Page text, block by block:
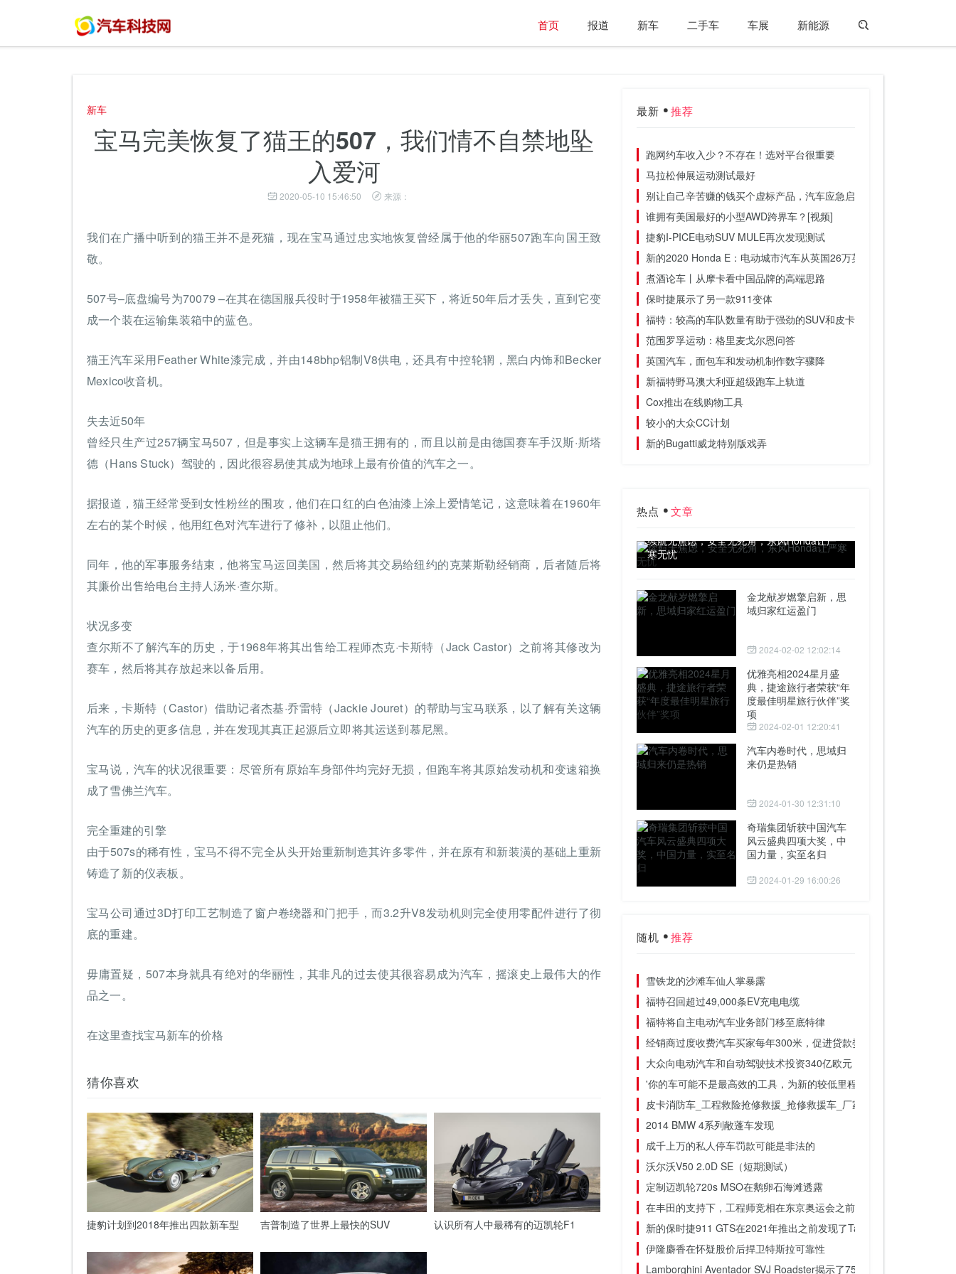
首页 报道 新车 二手车 车展 新能源
新车
宝马完美恢复了猫王的507，我们情不自禁地坠
入爱河
2020-05-10 15:46:50 来源：
我们在广播中听到的猫王并不是死猫，现在宝马通过忠实地恢复曾经属于他的华丽507跑车向国王致
敬。
507号–底盘编号为70079 –在其在德国服兵役时于1958年被猫王买下，将近50年后才丢失，直到它变
成一个装在运输集装箱中的蓝色。
猫王汽车采用Feather White漆完成，并由148bhp铝制V8供电，还具有中控轮辋，黑白内饰和Becker
Mexico收音机。
失去近50年
曾经只生产过257辆宝马507，但是事实上这辆车是猫王拥有的，而且以前是由德国赛车手汉斯·斯塔
德（Hans Stuck）驾驶的，因此很容易使其成为地球上最有价值的汽车之一。
据报道，猫王经常受到女性粉丝的围攻，他们在口红的白色油漆上涂上爱情笔记，这意味着在1960年
左右的某个时候，他用红色对汽车进行了修补，以阻止他们。
同年，他的军事服务结束，他将宝马运回美国，然后将其交易给纽约的克莱斯勒经销商，后者随后将
其廉价出售给电台主持人汤米·查尔斯。
状况多变
查尔斯不了解汽车的历史，于1968年将其出售给工程师杰克·卡斯特（Jack Castor）之前将其修改为
赛车，然后将其存放起来以备后用。
后来，卡斯特（Castor）借助记者杰基·乔雷特（Jackie Jouret）的帮助与宝马联系，以了解有关这辆
汽车的历史的更多信息，并在发现其真正起源后立即将其运送到慕尼黑。
宝马说，汽车的状况很重要：尽管所有原始车身部件均完好无损，但跑车将其原始发动机和变速箱换
成了雪佛兰汽车。
完全重建的引擎
由于507s的稀有性，宝马不得不完全从头开始重新制造其许多零件，并在原有和新装潢的基础上重新
铸造了新的仪表板。
宝马公司通过3D打印工艺制造了窗户卷绕器和门把手，而3.2升V8发动机则完全使用零配件进行了彻
底的重建。
毋庸置疑，507本身就具有绝对的华丽性，其非凡的过去使其很容易成为汽车，摇滚史上最伟大的作
品之一。
在这里查找宝马新车的价格
猜你喜欢
捷豹计划到2018年推出四款新车型 吉普制造了世界上最快的SUV 认识所有人中最稀有的迈凯轮F1
最新 推荐
跑网约车收入少？不存在！选对平台很重要
马拉松伸展运动测试最好
别让自己辛苦赚的钱买个虚标产品，汽车应急启动电源选购避坑指南
谁拥有美国最好的小型AWD跨界车？[视频]
捷豹I-PICE电动SUV MULE再次发现测试
新的2020 Honda E：电动城市汽车从英国26万英镑起成本
煮酒论车丨从摩卡看中国品牌的高端思路
保时捷展示了另一款911变体
福特：较高的车队数量有助于强劲的SUV和皮卡需求
范围罗孚运动：格里麦戈尔恩问答
英国汽车，面包车和发动机制作数字骤降
新福特野马澳大利亚超级跑车上轨道
Cox推出在线购物工具
较小的大众CC计划
新的Bugatti威龙特别版戏弄
热点 文章
续航无焦虑，安全无死角，东风Honda让严
寒无忧
金龙献岁燃擎启新，思
域归家红运盈门
2024-02-02 12:02:14
优雅亮相2024星月盛
典，捷途旅行者荣获“年
度最佳明星旅行伙伴”奖
项
2024-02-01 12:20:41
汽车内卷时代，思域归
来仍是热销
2024-01-30 12:31:10
奇瑞集团斩获中国汽车
风云盛典四项大奖，中
国力量，实至名归
2024-01-29 16:00:26
随机 推荐
雪铁龙的沙滩车仙人掌暴露
福特召回超过49,000条EV充电电缆
福特将自主电动汽车业务部门移至底特律
经销商过度收费汽车买家每年300米，促进贷款委员会
大众向电动汽车和自动驾驶技术投资340亿欧元
'你的车可能不是最高效的工具，为新的较低里程生活'
皮卡消防车_工程救险抢修救援_抢修救援车_厂家价格
2014 BMW 4系列敞蓬车发现
成千上万的私人停车罚款可能是非法的
沃尔沃V50 2.0D SE（短期测试）
定制迈凯轮720s MSO在鹅卵石海滩透露
在丰田的支持下，工程师竞相在东京奥运会之前制造飞行汽车
新的保时捷911 GTS在2021年推出之前发现了Targa形式
伊隆麝香在怀疑股价后捍卫特斯拉可靠性
Lamborghini Aventador SVJ Roadster揭示了759BHP